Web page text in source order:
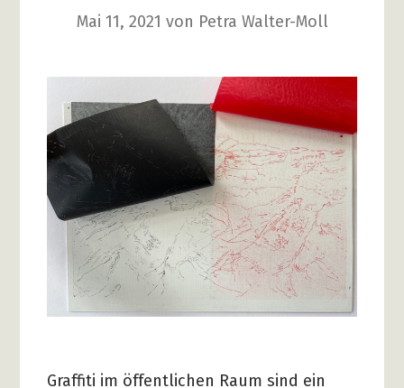
Mai 11, 2021 von Petra Walter-Moll
Graffiti im öffentlichen Raum sind ein